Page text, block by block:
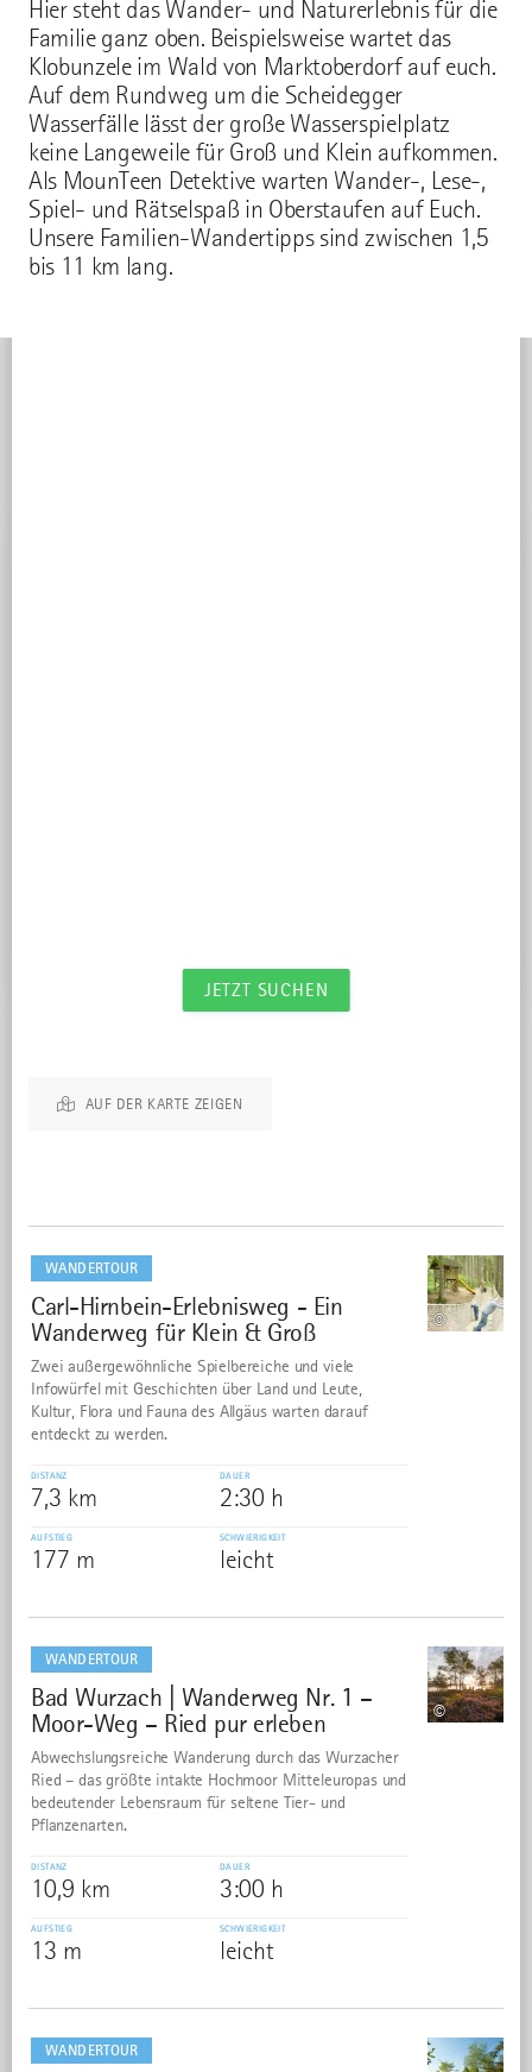
Hier steht das Wander- und Naturerlebnis für die
Familie ganz oben. Beispielsweise wartet das
Klobunzele im Wald von Marktoberdorf auf euch.
Auf dem Rundweg um die Scheidegger
Wasserfälle lässt der große Wasserspielplatz
keine Langeweile für Groß und Klein aufkommen.
Als MounTeen Detektive warten Wander-, Lese-,
Spiel- und Rätselspaß in Oberstaufen auf Euch.
Unsere Familien-Wandertipps sind zwischen 1,5
bis 11 km lang.
JETZT SUCHEN
AUF DER KARTE ZEIGEN
WANDERTOUR
1
Carl-Hirnbein-Erlebnisweg - Ein
Wanderweg für Klein & Groß
©
Zwei außergewöhnliche Spielbereiche und viele
Infowürfel mit Geschichten über Land und Leute,
Kultur, Flora und Fauna des Allgäus warten darauf
entdeckt zu werden.
DISTANZ
7,3 km
DAUER
2:30 h
AUFSTIEG
177 m
SCHWIERIGKEIT
leicht
dazu
WANDERTOUR
2
Bad Wurzach | Wanderweg Nr. 1 –
Moor-Weg – Ried pur erleben
©
Abwechslungsreiche Wanderung durch das Wurzacher
Ried – das größte intakte Hochmoor Mitteleuropas und
bedeutender Lebensraum für seltene Tier- und
Pflanzenarten.
DISTANZ
10,9 km
DAUER
3:00 h
AUFSTIEG
13 m
SCHWIERIGKEIT
leicht
dazu
WANDERTOUR
dazu